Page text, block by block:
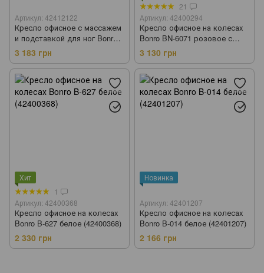
Артикул: 42412122
Кресло офисное с массажем
и подставкой для ног Bonro
B-6071 розовое (42412122)
3 183 грн
21
Артикул: 42400294
Кресло офисное на колесах
Bonro BN-6071 розовое с
подставкой для ног
(42400294)
3 130 грн
Хит
1
Артикул: 42400368
Кресло офисное на колесах
Bonro B-627 белое (42400368)
2 330 грн
Новинка
Артикул: 42401207
Кресло офисное на колесах
Bonro B-014 белое (42401207)
2 166 грн